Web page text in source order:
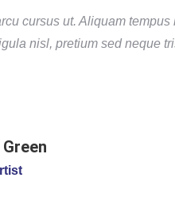
cursus ut. Aliquam tempus
nisl, pretium sed neque